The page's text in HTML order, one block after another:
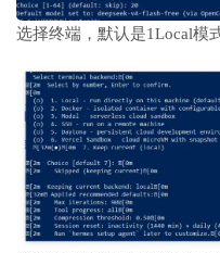
选择终端，默认是1Local模